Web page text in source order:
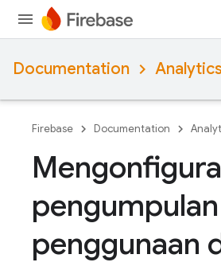
Documentation Analytics
Firebase Documentation
penggunaan